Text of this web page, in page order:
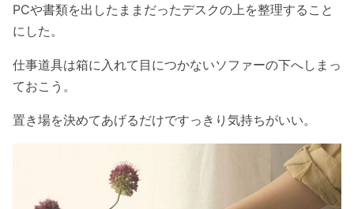
PCや書類を出したままだったデスクの上を整理すること
にした。
仕事道具は箱に入れて目につかないソファーの下へしまっ
ておこう。
置き場を決めてあげるだけですっきり気持ちがいい。